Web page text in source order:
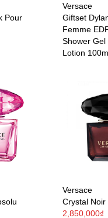
Pour
Versace
Giftset
Femme
Shower Gel
Lotion
Versace
Crystal Noir
2,850,000₫